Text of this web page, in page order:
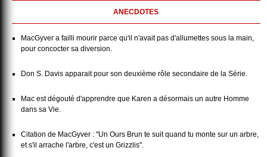
ANECDOTES
MacGyver a failli mourir parce qu'il n'avait pas d'allumettes sous la main,
pour concocter sa diversion.
Don S. Davis apparait pour son deuxième rôle secondaire de la Série.
Mac est dégouté d'apprendre que Karen a désormais un autre Homme
dans sa Vie.
Citation de MacGyver : "Un Ours Brun te suit quand tu monte sur un arbre,
et s'il arrache l'arbre, c'est un Grizzlis".